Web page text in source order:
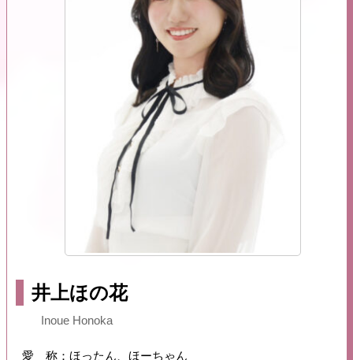
井上ほの花
Inoue Honoka
愛 称：ほったん、ほーちゃん